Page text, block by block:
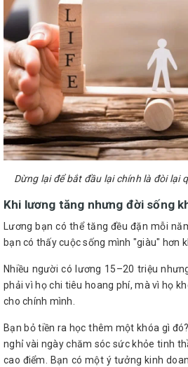
Dừng lại để bắt đầu lại chính là đòi lại
Khi lương tăng nhưng đời sống
Lương bạn có thể tăng đều đặn mỗi
bạn có thấy cuộc sống mình "giàu" hơn
Nhiều người có lương 15–20 triệu
phải vì họ chi tiêu hoang phí, mà vì họ
cho chính mình.
Bạn bỏ tiền ra học thêm một khóa gì
nghỉ vài ngày chăm sóc sức khỏe tinh
cao điểm. Bạn có một ý tưởng kinh